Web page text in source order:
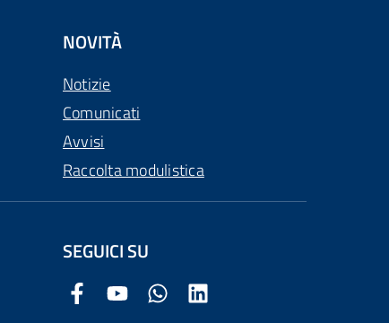
NOVITÀ
Notizie
Comunicati
Avvisi
Raccolta modulistica
SEGUICI SU
Facebook Comune di Arezzo
Youtube Comune di Arezzo
Twitter Comune di Arezzo